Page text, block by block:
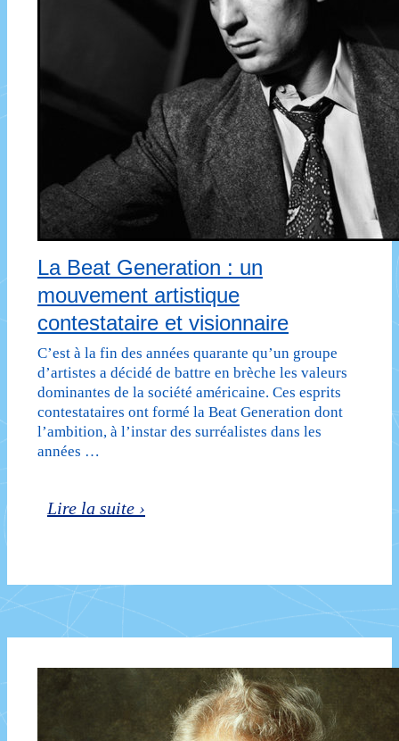
La Beat Generation : un
mouvement artistique
contestataire et visionnaire
C’est à la fin des années quarante qu’un groupe
d’artistes a décidé de battre en brèche les valeurs
dominantes de la société américaine. Ces esprits
contestataires ont formé la Beat Generation dont
l’ambition, à l’instar des surréalistes dans les
années …
La
:
un
mouvement
Lire la suite ›